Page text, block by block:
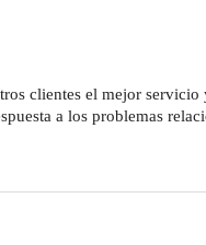
clientes el mejor servicio
a los problemas